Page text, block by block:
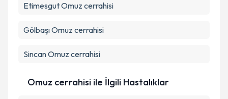
EtimesgutOmuz cerrahisi
GölbaşıOmuz cerrahisi
SincanOmuz cerrahisi
Omuz cerrahisi ile İlgili Hastalıklar